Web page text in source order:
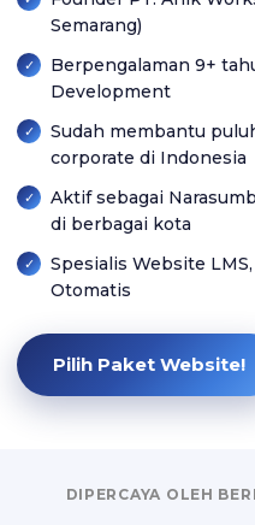
Semarang)
Berpengalaman 9+
Development
Sudah membantu
corporate di Indonesia
Aktif sebagai
di berbagai kota
Spesialis Website
Otomatis
Pilih Paket Website!
DIPERCAYA OLEH